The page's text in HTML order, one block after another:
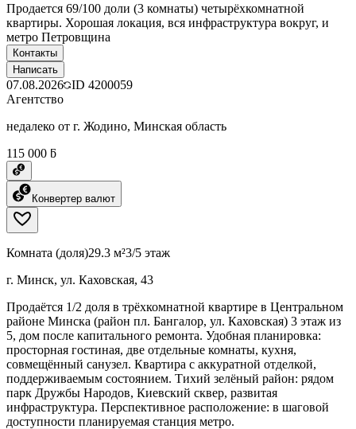
Продается 69/100 доли (3 комнаты) четырёхкомнатной
квартиры. Хорошая локация, вся инфраструктура вокруг, и
метро Петровщина
Контакты
Написать
07.08.2026 ID 4200059
Агентство
недалеко от г. Жодино, Минская область
115 000 ƃ
Конвертер валют
Комната (доля)29.3 м²3/5 этаж
г. Минск, ул. Каховская, 43
Продаётся 1/2 доля в трёхкомнатной квартире в Центральном
районе Минска (район пл. Бангалор, ул. Каховская) 3 этаж из
5, дом после капитального ремонта. Удобная планировка:
просторная гостиная, две отдельные комнаты, кухня,
совмещённый санузел. Квартира с аккуратной отделкой,
поддерживаемым состоянием. Тихий зелёный район: рядом
парк Дружбы Народов, Киевский сквер, развитая
инфраструктура. Перспективное расположение: в шаговой
доступности планируемая станция метро.